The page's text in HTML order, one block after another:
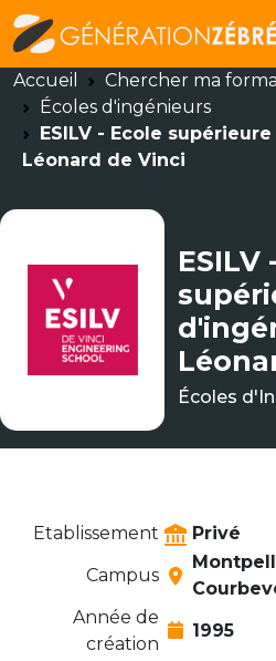
Accueil
Chercher ma
Écoles d'ingénieurs
ESILV - Ecole
Léonard de Vinci
ESILV
Écoles
Etablissement
Privé
Campus
Année de
création
1995